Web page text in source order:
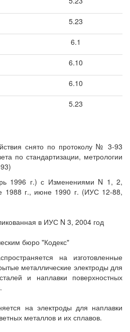
5.23
6.1
6.10
6.10
5.23
снято по протоколу № 3-93
по стандартизации, метрологии
1996 г.) с Изменениями N 1, 2,
1988 г., июне 1990 г. (ИУС 12-88,
в ИУС N 3, 2004 год
бюро "Кодекс"
на изготовленные
металлические электроды для
и наплавки поверхностных
на электроды для наплавки
металлов и их сплавов.